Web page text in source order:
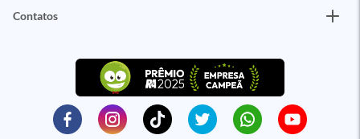
Contatos